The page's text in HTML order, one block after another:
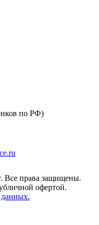
по РФ)
права защищены.
офертой.